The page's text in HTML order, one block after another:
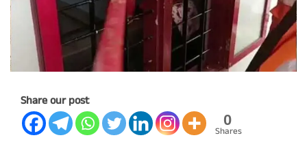
Share our post
0
Shares